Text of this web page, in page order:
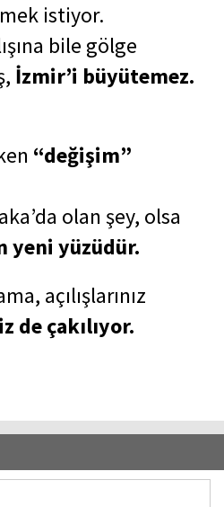
istiyor.
bile gölge
İzmir’i büyütemez.
“değişim”
olan şey, olsa
yeni yüzüdür.
açılışlarınız
de çakılıyor.